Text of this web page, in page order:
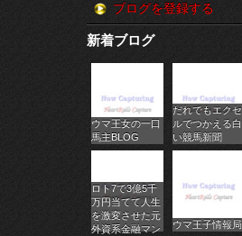
ブログを登録する
新着ブログ
ウマ王女の一口
馬主BLOG
だれでもエクセ
ルでつかえる白
い競馬新聞
ロト7で3億5千
万円当てて人生
を激変させた元
外資系金融マン
ウマ王子情報局